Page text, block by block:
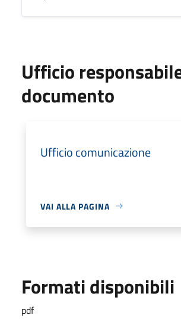
Ufficio
documento
Ufficio comunicazione
VAI ALLA PAGINA
Formati disponibili
pdf